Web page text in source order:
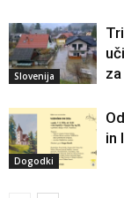
Slovenija
Dogodki
in